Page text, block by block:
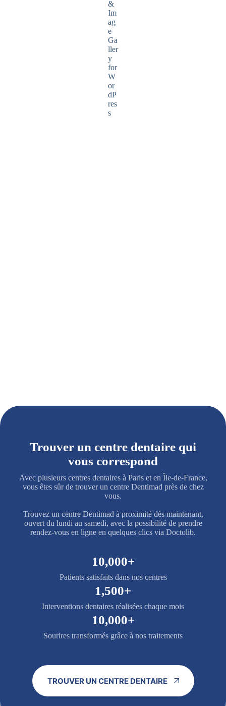
Trouver un centre dentaire qui
vous correspond
Avec plusieurs centres dentaires à Paris et en Île-de-France,
vous êtes sûr de trouver un centre Dentimad près de chez
vous.
Trouvez un centre Dentimad à proximité dès maintenant,
ouvert du lundi au samedi, avec la possibilité de prendre
rendez-vous en ligne en quelques clics via Doctolib.
10,000+
Patients satisfaits dans nos centres
1,500+
Interventions dentaires réalisées chaque mois
10,000+
Sourires transformés grâce à nos traitements
TROUVER UN CENTRE DENTAIRE